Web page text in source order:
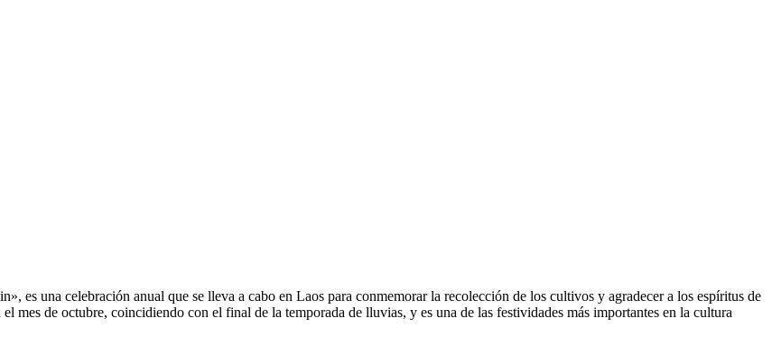
es una celebración anual que se lleva a cabo en Laos para conmemorar la recolección de los cultivos y agradecer a los espíritus de
mes de octubre, coincidiendo con el final de la temporada de lluvias, y es una de las festividades más importantes en la cultura